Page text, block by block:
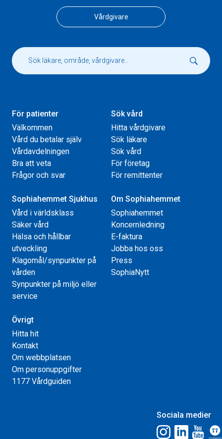
Vårdgivare
För patienter
Välkommen
Vård du betalar själv
Vårdavdelningen
Bra att veta
Frågor och svar
Sök vård
Hitta vårdgivare
Sök läkare
Sök vård
För företag
För remittenter
Sophiahemmet Sjukhus
Vård i världsklass
Säker vård
Hälsa och hållbar
utveckling
Klagomål/synpunkter på
vården
Synpunkter på miljö eller
service
Om Sophiahemmet
Sophiahemmet
Koncernledning
E-faktura
Jobba hos oss
Press
SophiaNytt
Övrigt
Hitta hit
Kontakt
Om webbplatsen
Om personuppgifter
1177 Vårdguiden
Sociala medier